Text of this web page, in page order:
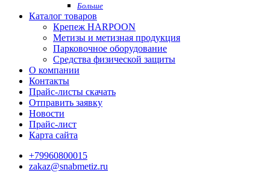
Больше
Каталог товаров
Крепеж HARPOON
Метизы и метизная продукция
Парковочное оборудование
Средства физической защиты
О компании
Контакты
Прайс-листы скачать
Отправить заявку
Новости
Прайс-лист
Карта сайта
+79960800015
zakaz@snabmetiz.ru